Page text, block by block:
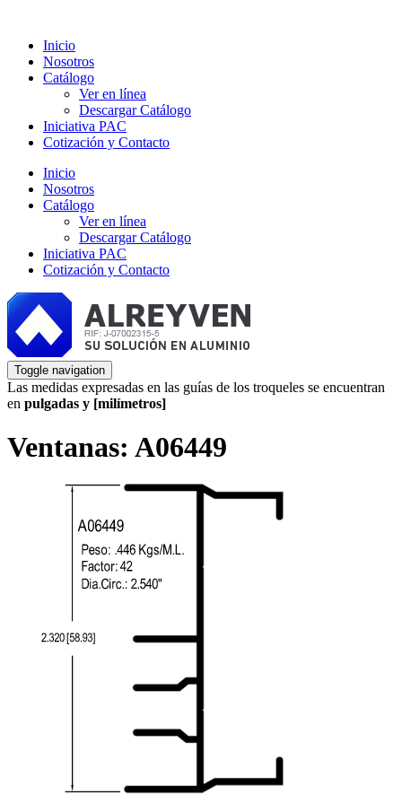
Inicio
Nosotros
Catálogo
Ver en línea
Descargar Catálogo
Iniciativa PAC
Cotización y Contacto
Inicio
Nosotros
Catálogo
Ver en línea
Descargar Catálogo
Iniciativa PAC
Cotización y Contacto
Toggle navigation
Las medidas expresadas en las guías de los troqueles se encuentran
en pulgadas y [milímetros]
Ventanas: A06449